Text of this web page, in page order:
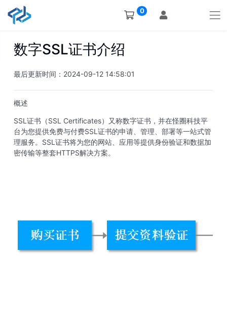
0
数字SSL证书介绍
最后更新时间：2024-09-12 14:58:01
概述
SSL证书（SSL Certificates）又称数字证书，并在怪圈科技平
台为您提供免费与付费SSL证书的申请、管理、部署等一站式管
理服务。SSL证书将为您的网站、应用等提供身份验证和数据加
密传输等整套HTTPS解决方案。